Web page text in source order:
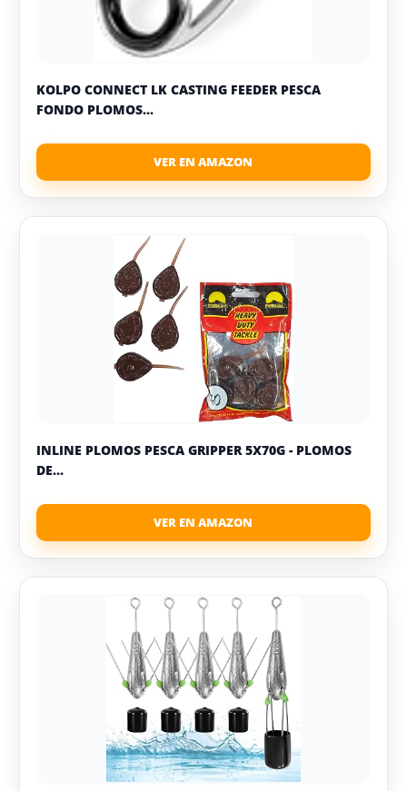
KOLPO CONNECT LK CASTING FEEDER PESCA
FONDO PLOMOS...
INLINE PLOMOS PESCA GRIPPER 5X70G - PLOMOS
DE...